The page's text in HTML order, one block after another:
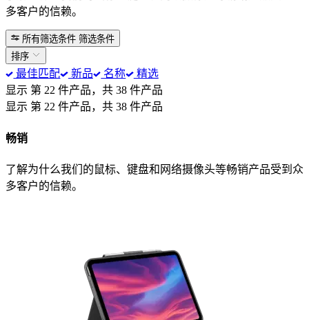
多客户的信赖。
所有筛选条件 筛选条件
排序
最佳匹配 新品 名称
精选
显示 第 22 件产品，共 38 件产品
显示 第 22 件产品，共 38 件产品
畅销
了解为什么我们的鼠标、键盘和网络摄像头等畅销产品受到众
多客户的信赖。